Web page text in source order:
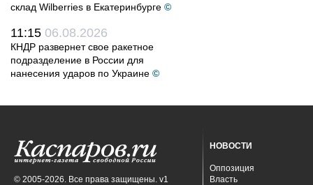
склад Wilberries в Екатеринбурге ©
11:15 06.08.2026
КНДР развернет свое ракетное
подразделение в России для
нанесения ударов по Украине ©
© 2005-2026. Все права защищены. v1
НОВОСТИ
Оппозиция
Власть